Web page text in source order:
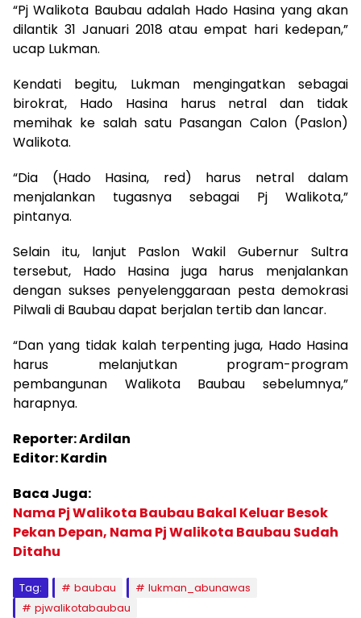
“Pj Walikota Baubau adalah Hado Hasina yang akan
dilantik 31 Januari 2018 atau empat hari kedepan,”
ucap Lukman.
Kendati begitu, Lukman mengingatkan sebagai
birokrat, Hado Hasina harus netral dan tidak
memihak ke salah satu Pasangan Calon (Paslon)
Walikota.
“Dia (Hado Hasina, red) harus netral dalam
menjalankan tugasnya sebagai Pj Walikota,”
pintanya.
Selain itu, lanjut Paslon Wakil Gubernur Sultra
tersebut, Hado Hasina juga harus menjalankan
dengan sukses penyelenggaraan pesta demokrasi
Pilwali di Baubau dapat berjalan tertib dan lancar.
“Dan yang tidak kalah terpenting juga, Hado Hasina
harus melanjutkan program-program
pembangunan Walikota Baubau sebelumnya,”
harapnya.
Reporter: Ardilan
Editor: Kardin
Baca Juga:
Nama Pj Walikota Baubau Bakal Keluar Besok
Pekan Depan, Nama Pj Walikota Baubau Sudah
Ditahu
Tag: baubau
lukman_abunawas
pjwalikotabaubau